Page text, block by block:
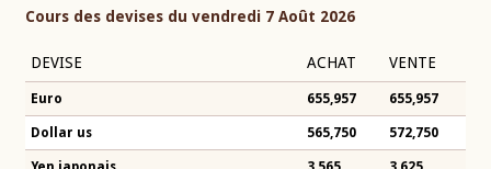
Cours des devises du vendredi 7 Août 2026
DEVISE ACHAT VENTE
Euro 655,957 655,957
Dollar us 565,750 572,750